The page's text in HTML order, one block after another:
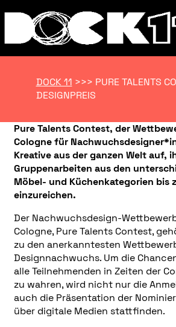
DOCK 11 >>> PURE TALENTS
DESIGNPREIS
Pure Talents Contest, der
Cologne für
Kreative aus der ganzen Welt auf,
Gruppenarbeiten aus den
Möbel- und Küchenkategorien bis
einzureichen.
Der Nachwuchsdesign-
Cologne, Pure Talents Contest,
zu den anerkanntesten
Designnachwuchs. Um die
alle Teilnehmenden in Zeiten der
zu wahren, wird nicht nur die
auch die Präsentation der
über digitale Medien stattfinden.